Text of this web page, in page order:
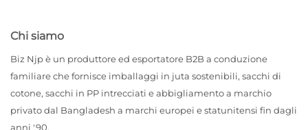
Chi siamo
Biz Njp è un produttore ed esportatore B2B a conduzione
familiare che fornisce imballaggi in juta sostenibili, sacchi di
cotone, sacchi in PP intrecciati e abbigliamento a marchio
privato dal Bangladesh a marchi europei e statunitensi fin dagli
anni '90.